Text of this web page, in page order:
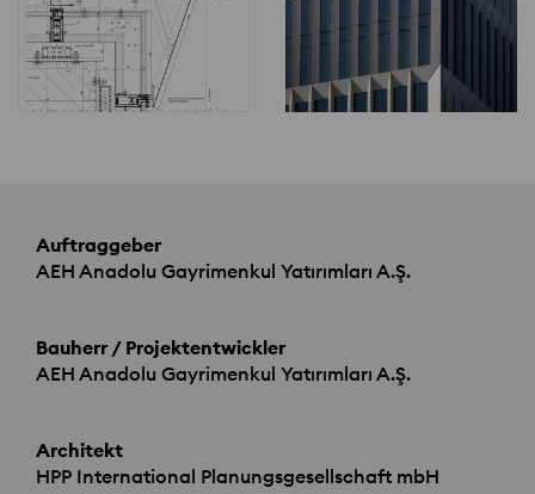
Auftraggeber
AEH Anadolu Gayrimenkul Yatırımları A.Ş.
Bauherr / Projektentwickler
AEH Anadolu Gayrimenkul Yatırımları A.Ş.
Architekt
HPP International Planungsgesellschaft mbH